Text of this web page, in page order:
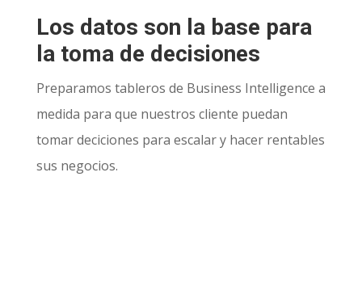
Los datos son la base para
la toma de decisiones
Preparamos tableros de Business Intelligence a
medida para que nuestros cliente puedan
tomar deciciones para escalar y hacer rentables
sus negocios.